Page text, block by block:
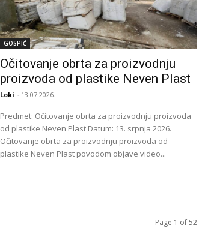
GOSPIĆ
Očitovanje obrta za proizvodnju
proizvoda od plastike Neven Plast
Loki - 13.07.2026.
Predmet: Očitovanje obrta za proizvodnju proizvoda
od plastike Neven Plast Datum: 13. srpnja 2026.
Očitovanje obrta za proizvodnju proizvoda od
plastike Neven Plast povodom objave video...
Page 1 of 52